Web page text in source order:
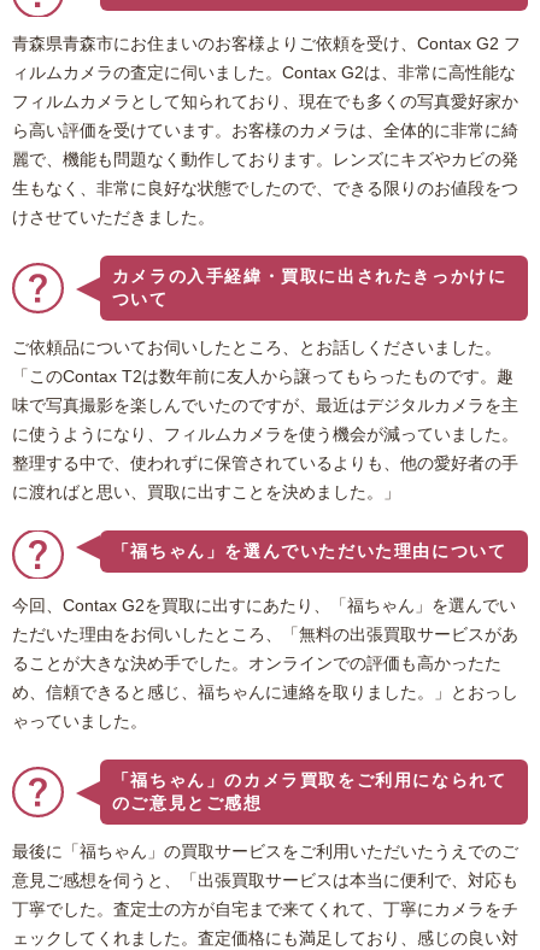
青森県青森市にお住まいのお客様よりご依頼を受け、Contax G2 フ
ィルムカメラの査定に伺いました。Contax G2は、非常に高性能な
フィルムカメラとして知られており、現在でも多くの写真愛好家か
ら高い評価を受けています。お客様のカメラは、全体的に非常に綺
麗で、機能も問題なく動作しております。レンズにキズやカビの発
生もなく、非常に良好な状態でしたので、できる限りのお値段をつ
けさせていただきました。
カメラの入手経緯・買取に出されたきっかけに
ついて
ご依頼品についてお伺いしたところ、とお話しくださいました。
「このContax T2は数年前に友人から譲ってもらったものです。趣
味で写真撮影を楽しんでいたのですが、最近はデジタルカメラを主
に使うようになり、フィルムカメラを使う機会が減っていました。
整理する中で、使われずに保管されているよりも、他の愛好者の手
に渡ればと思い、買取に出すことを決めました。」
「福ちゃん」を選んでいただいた理由について
今回、Contax G2を買取に出すにあたり、「福ちゃん」を選んでい
ただいた理由をお伺いしたところ、「無料の出張買取サービスがあ
ることが大きな決め手でした。オンラインでの評価も高かったた
め、信頼できると感じ、福ちゃんに連絡を取りました。」とおっし
ゃっていました。
「福ちゃん」のカメラ買取をご利用になられて
のご意見とご感想
最後に「福ちゃん」の買取サービスをご利用いただいたうえでのご
意見ご感想を伺うと、「出張買取サービスは本当に便利で、対応も
丁寧でした。査定士の方が自宅まで来てくれて、丁寧にカメラをチ
ェックしてくれました。査定価格にも満足しており、感じの良い対